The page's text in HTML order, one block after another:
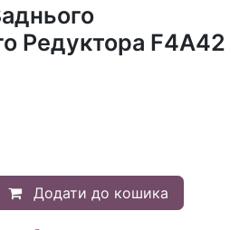
Редуктора F4A42
Додати до кошика